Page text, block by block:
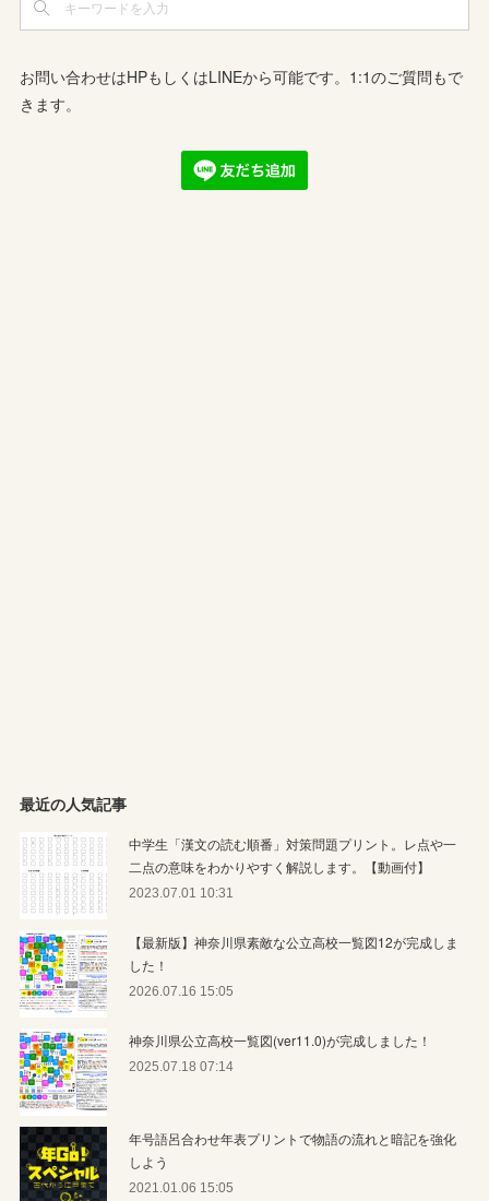
お問い合わせはHPもしくはLINEから可能です。1:1のご質問もで
きます。
最近の人気記事
中学生「漢文の読む順番」対策問題プリント。レ点や一
二点の意味をわかりやすく解説します。【動画付】
2023.07.01 10:31
【最新版】神奈川県素敵な公立高校一覧図12が完成しま
した！
2026.07.16 15:05
神奈川県公立高校一覧図(ver11.0)が完成しました！
2025.07.18 07:14
年号語呂合わせ年表プリントで物語の流れと暗記を強化
しよう
2021.01.06 15:05